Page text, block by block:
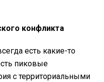
конфликта
есть какие-то
пиковые
с территориальными